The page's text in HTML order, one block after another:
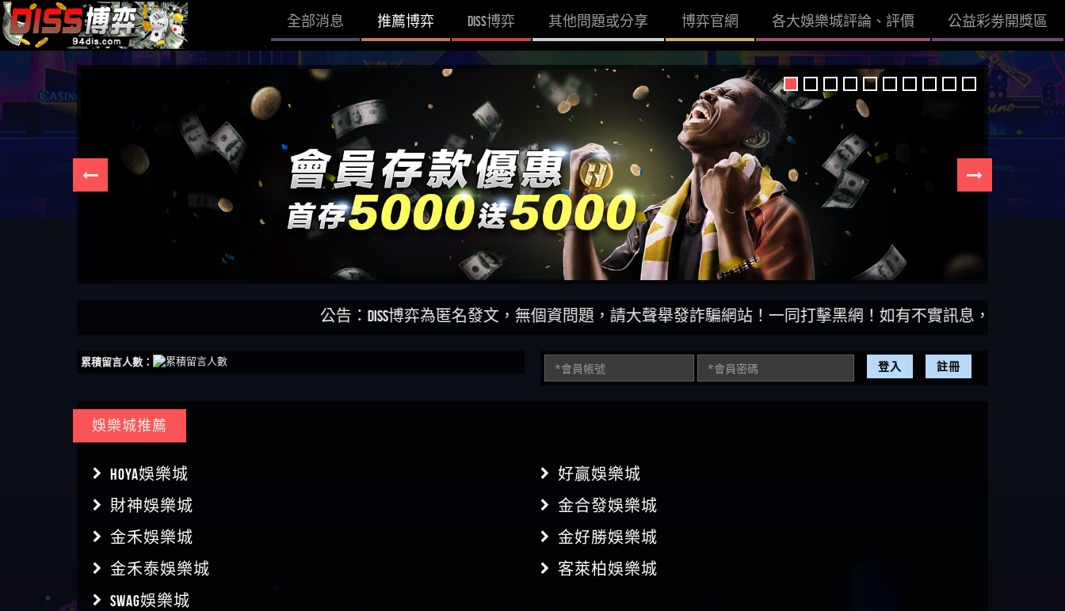
全部消息 推薦博弈 DISS博弈 其他問題或分享 博弈官網 各大娛樂城評論、評價 公益彩劵開獎區
公告：DISS博弈為匿名發文，無個資問題，請大聲舉發詐騙網站！一同打擊黑網！如有不實訊息，查證後立即刪除。
累積留言人數： 登入 註冊
娛樂城推薦
HOYA娛樂城
好贏娛樂城
財神娛樂城
金合發娛樂城
金禾娛樂城
金好勝娛樂城
金禾泰娛樂城
客萊柏娛樂城
SWAG娛樂城